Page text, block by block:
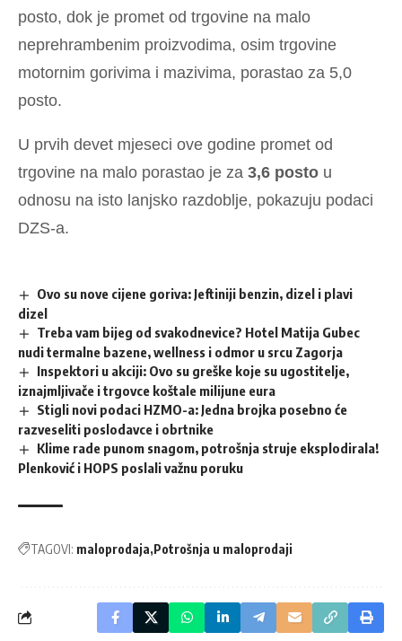
posto, dok je promet od trgovine na malo
neprehrambenim proizvodima, osim trgovine
motornim gorivima i mazivima, porastao za 5,0
posto.
U prvih devet mjeseci ove godine promet od
trgovine na malo porastao je za 3,6 posto u
odnosu na isto lanjsko razdoblje, pokazuju podaci
DZS-a.
Ovo su nove cijene goriva: Jeftiniji benzin, dizel i plavi
dizel
Treba vam bijeg od svakodnevice? Hotel Matija Gubec
nudi termalne bazene, wellness i odmor u srcu Zagorja
Inspektori u akciji: Ovo su greške koje su ugostitelje,
iznajmljivače i trgovce koštale milijune eura
Stigli novi podaci HZMO-a: Jedna brojka posebno će
razveseliti poslodavce i obrtnike
Klime rade punom snagom, potrošnja struje eksplodirala!
Plenković i HOPS poslali važnu poruku
TAGOVI: maloprodaja Potrošnja u maloprodaji